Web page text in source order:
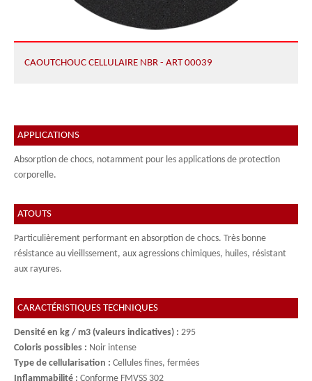
CAOUTCHOUC CELLULAIRE NBR - ART 00039
APPLICATIONS
Absorption de chocs, notamment pour les applications de protection
corporelle.
ATOUTS
Particulièrement performant en absorption de chocs. Très bonne
résistance au vieillssement, aux agressions chimiques, huiles, résistant
aux rayures.
CARACTÉRISTIQUES TECHNIQUES
Densité en kg / m3 (valeurs indicatives) : 295
Coloris possibles : Noir intense
Type de cellularisation : Cellules fines, fermées
Inflammabilité : Conforme FMVSS 302